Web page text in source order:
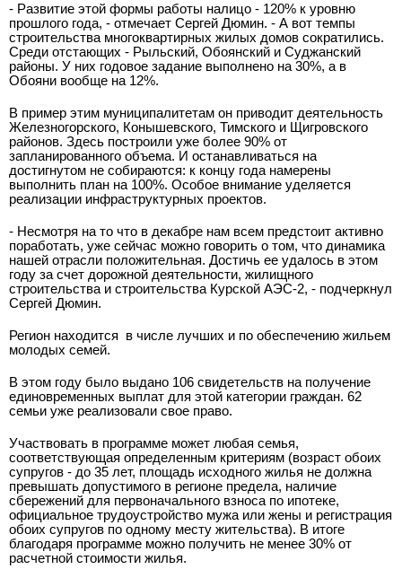
- Развитие этой формы работы налицо - 120% к уровню
прошлого года, - отмечает Сергей Дюмин. - А вот темпы
строительства многоквартирных жилых домов сократились.
Среди отстающих - Рыльский, Обоянский и Суджанский
районы. У них годовое задание выполнено на 30%, а в
Обояни вообще на 12%.
В пример этим муниципалитетам он приводит деятельность
Железногорского, Конышевского, Тимского и Щигровского
районов. Здесь построили уже более 90% от
запланированного объема. И останавливаться на
достигнутом не собираются: к концу года намерены
выполнить план на 100%. Особое внимание уделяется
реализации инфраструктурных проектов.
- Несмотря на то что в декабре нам всем предстоит активно
поработать, уже сейчас можно говорить о том, что динамика
нашей отрасли положительная. Достичь ее удалось в этом
году за счет дорожной деятельности, жилищного
строительства и строительства Курской АЭС-2, - подчеркнул
Сергей Дюмин.
Регион находится в числе лучших и по обеспечению жильем
молодых семей.
В этом году было выдано 106 свидетельств на получение
единовременных выплат для этой категории граждан. 62
семьи уже реализовали свое право.
Участвовать в программе может любая семья,
соответствующая определенным критериям (возраст обоих
супругов - до 35 лет, площадь исходного жилья не должна
превышать допустимого в регионе предела, наличие
сбережений для первоначального взноса по ипотеке,
официальное трудоустройство мужа или жены и регистрация
обоих супругов по одному месту жительства). В итоге
благодаря программе можно получить не менее 30% от
расчетной стоимости жилья.